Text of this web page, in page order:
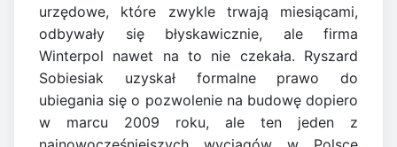
urzędowe, które zwykle trwają miesiącami,
odbywały się błyskawicznie, ale firma
Winterpol nawet na to nie czekała. Ryszard
Sobiesiak uzyskał formalne prawo do
ubiegania się o pozwolenie na budowę dopiero
w marcu 2009 roku, ale ten jeden z